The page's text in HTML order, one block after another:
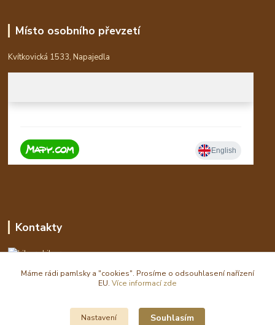
Místo osobního převzetí
Kvítkovická 1533, Napajedla
Kontakty
Libor
eshop(zavináč)waldi.cz
Máme rádi pamlsky a "cookies". Prosíme o odsouhlasení nařízení
EU. Více informací zde
Nastavení Souhlasím